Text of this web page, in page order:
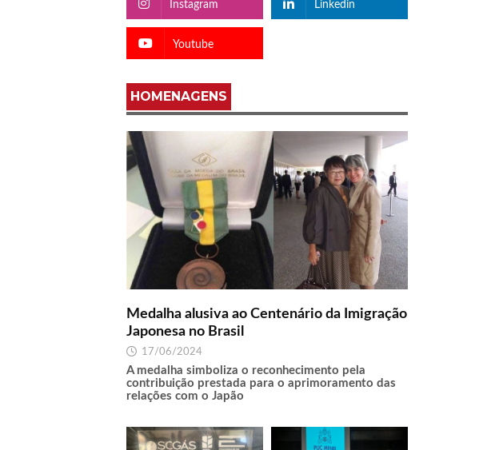
Instagram Linkedin
Youtube
HOMENAGENS
Medalha alusiva ao Centenário da Imigração
Japonesa no Brasil
17/06/2024
A medalha simboliza o reconhecimento pela
contribuição prestada para o aprimoramento das
relações com o Japão